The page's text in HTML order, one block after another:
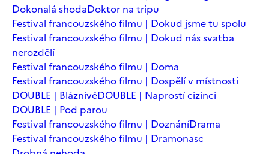
Dokonalá shodaDoktor na tripu
Festival francouzského filmu | Dokud jsme tu spolu
Festival francouzského filmu | Dokud nás svatba
nerozdělí
Festival francouzského filmu | Doma
Festival francouzského filmu | Dospělí v místnosti
DOUBLE | BláznivěDOUBLE | Naprostí cizinci
DOUBLE | Pod parou
Festival francouzského filmu | DoznáníDrama
Festival francouzského filmu | Dramonasc